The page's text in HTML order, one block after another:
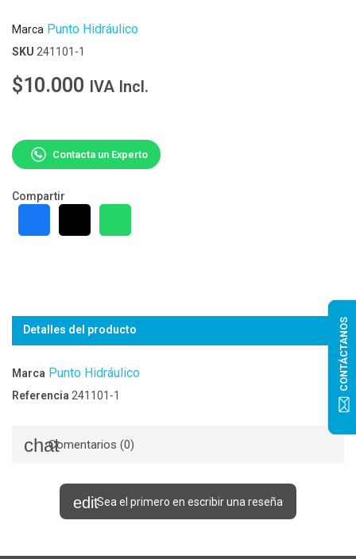
Marca Punto Hidráulico
SKU 241101-1
$10.000 IVA Incl.
Contacta un Experto
Compartir
Detalles del producto
Marca Punto Hidráulico
Referencia 241101-1
Comentarios (0)
Sea el primero en escribir una reseña
CONTÁCTANOS